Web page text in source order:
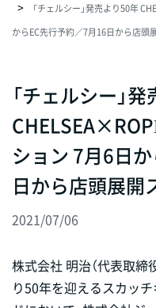
「チェルシー」発売より50年
からEC先行予約／7月16日から店頭
「チェルシー」
ション 7月6日
日から店頭展開
2021/07/06
株式会社 明治（代表取締
り50年を迎えるスカッチ